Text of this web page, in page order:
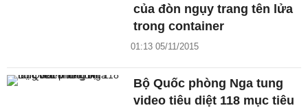
của đòn ngụy trang tên lửa
trong container
01:13 05/11/2015
Bộ Quốc phòng Nga tung
video tiêu diệt 118 mục tiêu